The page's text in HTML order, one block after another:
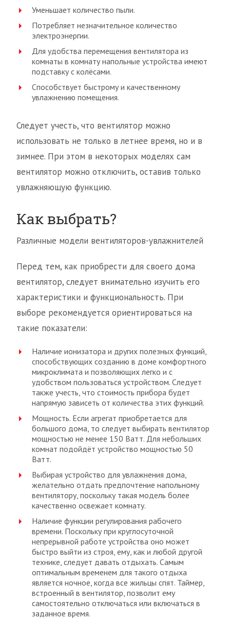
Уменьшает количество пыли.
Потребляет незначительное количество
электроэнергии.
Для удобства перемещения вентилятора из
комнаты в комнату напольные устройства имеют
подставку с колёсами.
Способствует быстрому и качественному
увлажнению помещения.
Следует учесть, что вентилятор можно
использовать не только в летнее время, но и в
зимнее. При этом в некоторых моделях сам
вентилятор можно отключить, оставив только
увлажняющую функцию.
Как выбрать?
Различные модели вентиляторов-увлажнителей
Перед тем, как приобрести для своего дома
вентилятор, следует внимательно изучить его
характеристики и функциональность. При
выборе рекомендуется ориентироваться на
такие показатели:
Наличие ионизатора и других полезных функций,
способствующих созданию в доме комфортного
микроклимата и позволяющих легко и с
удобством пользоваться устройством. Следует
также учесть, что стоимость прибора будет
напрямую зависеть от количества этих функций.
Мощность. Если агрегат приобретается для
большого дома, то следует выбирать вентилятор
мощностью не менее 150 Ватт. Для небольших
комнат подойдёт устройство мощностью 50
Ватт.
Выбирая устройство для увлажнения дома,
желательно отдать предпочтение напольному
вентилятору, поскольку такая модель более
качественно освежает комнату.
Наличие функции регулирования рабочего
времени. Поскольку при круглосуточной
непрерывной работе устройства оно может
быстро выйти из строя, ему, как и любой другой
технике, следует давать отдыхать. Самым
оптимальным временем для такого отдыха
является ночное, когда все жильцы спят. Таймер,
встроенный в вентилятор, позволит ему
самостоятельно отключаться или включаться в
заданное время.